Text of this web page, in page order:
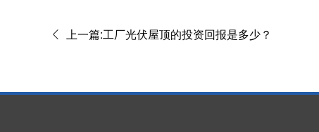
上一篇:工厂光伏屋顶的投资回报是多少？